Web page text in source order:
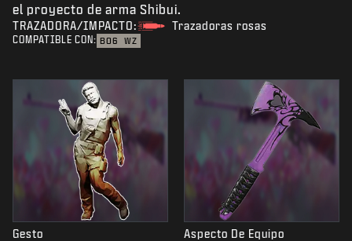
el proyecto de arma Shibui.
TRAZADORA/IMPACTO: Trazadoras rosas
COMPATIBLE CON: BO6 WZ
Gesto Aspecto De Equipo